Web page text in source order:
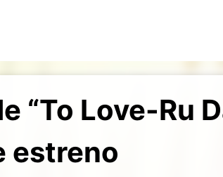
“To Love-Ru
estreno